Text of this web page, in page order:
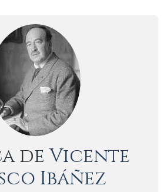
deVicente
Ibáñez